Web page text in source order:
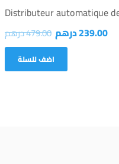
Distributeur automatique
239.00درهم 479.00درهم
اضف للسلة